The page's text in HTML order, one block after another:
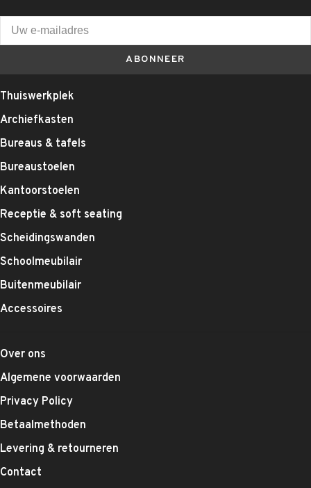
ABONNEER
Thuiswerkplek
Archiefkasten
Bureaus & tafels
Bureaustoelen
Kantoorstoelen
Receptie & soft seating
Scheidingswanden
Schoolmeubilair
Buitenmeubilair
Accessoires
Over ons
Algemene voorwaarden
Privacy Policy
Betaalmethoden
Levering & retourneren
Contact